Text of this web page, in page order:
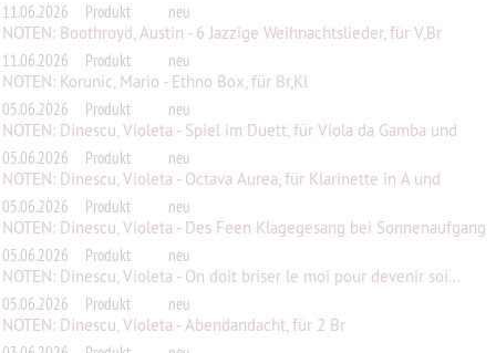
11.06.2026
Produkt
neu
NOTEN: Boothroyd, Austin - 6 Jazzige Weihnachtslieder, für V,Br
11.06.2026
Produkt
neu
NOTEN: Korunic, Mario - Ethno Box, für Br,Kl
05.06.2026
Produkt
neu
NOTEN: Dinescu, Violeta - Spiel im Duett, für Viola da Gamba und
Violo...
05.06.2026 Produkt
neu
NOTEN: Dinescu, Violeta - Octava Aurea, für Klarinette in A und
Bratsc...
05.06.2026 Produkt
neu
NOTEN: Dinescu, Violeta - Des Feen Klagegesang bei Sonnenaufgang
05.06.2026
Produkt
neu
NOTEN: Dinescu, Violeta - On doit briser le moi pour devenir soi...
05.06.2026
Produkt
neu
NOTEN: Dinescu, Violeta - Abendandacht, für 2 Br